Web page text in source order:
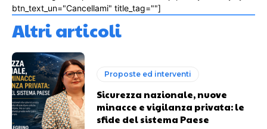
btn_text_un="Cancellami" title_tag=""]
Altri articoli
Proposte ed interventi
Sicurezza nazionale, nuove
minacce e vigilanza privata: le
sfide del sistema Paese